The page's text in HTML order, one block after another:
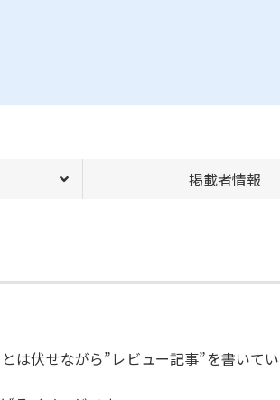
掲載者情報
伏せながら”レビュー記事”を書いてい